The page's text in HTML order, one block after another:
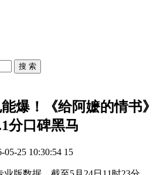
搜 索
爆！《给阿嬷的情书》
分口碑黑马
05-25 10:30:54 15